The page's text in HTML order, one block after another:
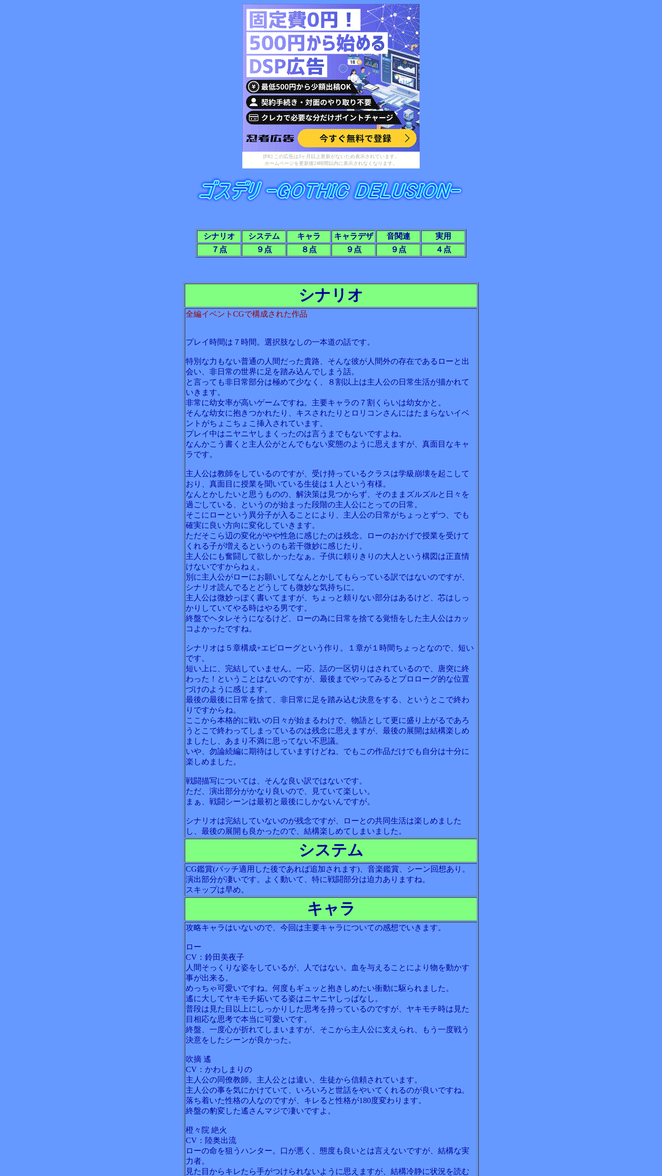
[PR] この広告は3ヶ月以上更新がないため表示されています。
ホームページを更新後24時間以内に表示されなくなります。
シナリオ システム キャラ キャラデザ 音関連
実用
７点
９点 ８点 ９点 ９点 ４点
シナリオ
全編イベントCGで構成された作品
プレイ時間は７時間。選択肢なしの一本道の話です。
特別な力もない普通の人間だった貴路、そんな彼が人間外の存在であるローと出
会い、非日常の世界に足を踏み込んでしまう話。
と言っても非日常部分は極めて少なく、８割以上は主人公の日常生活が描かれて
いきます。
非常に幼女率が高いゲームですね。主要キャラの７割くらいは幼女かと。
そんな幼女に抱きつかれたり、キスされたりとロリコンさんにはたまらないイベ
ントがちょこちょこ挿入されています。
プレイ中はニヤニヤしまくったのは言うまでもないですよね。
なんかこう書くと主人公がとんでもない変態のように思えますが、真面目なキャ
ラです。
主人公は教師をしているのですが、受け持っているクラスは学級崩壊を起こして
おり、真面目に授業を聞いている生徒は１人という有様。
なんとかしたいと思うものの、解決策は見つからず、そのままズルズルと日々を
過ごしている、というのが始まった段階の主人公にとっての日常。
そこにローという異分子が入ることにより、主人公の日常がちょっとずつ、でも
確実に良い方向に変化していきます。
ただそこら辺の変化がやや性急に感じたのは残念。ローのおかげで授業を受けて
くれる子が増えるというのも若干微妙に感じたり。
主人公にも奮闘して欲しかったなぁ。子供に頼りきりの大人という構図は正直情
けないですからねぇ。
別に主人公がローにお願いしてなんとかしてもらっている訳ではないのですが、
シナリオ読んでるとどうしても微妙な気持ちに。
主人公は微妙っぽく書いてますが、ちょっと頼りない部分はあるけど、芯はしっ
かりしていてやる時はやる男です。
終盤でヘタレそうになるけど、ローの為に日常を捨てる覚悟をした主人公はカッ
コよかったですね。
シナリオは５章構成+エピローグという作り。１章が１時間ちょっとなので、短い
です。
短い上に、完結していません。一応、話の一区切りはされているので、唐突に終
わった！ということはないのですが、最後までやってみるとプロローグ的な位置
づけのように感じます。
最後の最後に日常を捨て、非日常に足を踏み込む決意をする、というとこで終わ
りですからね。
ここから本格的に戦いの日々が始まるわけで、物語として更に盛り上がるであろ
うとこで終わってしまっているのは残念に思えますが、最後の展開は結構楽しめ
ましたし、あまり不満に思ってない不思議。
いや、勿論続編に期待はしていますけどね、でもこの作品だけでも自分は十分に
楽しめました。
戦闘描写については、そんな良い訳ではないです。
ただ、演出部分がかなり良いので、見ていて楽しい。
まぁ、戦闘シーンは最初と最後にしかないんですが。
シナリオは完結していないのが残念ですが、ローとの共同生活は楽しめました
し、最後の展開も良かったので、結構楽しめてしまいました。
システム
CG鑑賞(パッチ適用した後であれば追加されます)、音楽鑑賞、シーン回想あり。
演出部分が凄いです。よく動いて、特に戦闘部分は迫力ありますね。
スキップは早め。
キャラ
攻略キャラはいないので、今回は主要キャラについての感想でいきます。
ロー
CV：鈴田美夜子
人間そっくりな姿をしているが、人ではない。血を与えることにより物を動かす
事が出来る。
めっちゃ可愛いですね。何度もギュッと抱きしめたい衝動に駆られました。
遙に大してヤキモチ妬いてる姿はニヤニヤしっぱなし。
普段は見た目以上にしっかりした思考を持っているのですが、ヤキモチ時は見た
目相応な思考で本当に可愛いです。
終盤、一度心が折れてしまいますが、そこから主人公に支えられ、もう一度戦う
決意をしたシーンが良かった。
吹摘 遙
CV：かわしまりの
主人公の同僚教師。主人公とは違い、生徒から信頼されています。
主人公の事を気にかけていて、いろいろと世話をやいてくれるのが良いですね。
落ち着いた性格の人なのですが、キレると性格が180度変わります。
終盤の豹変した遙さんマジで凄いですよ。
橙々院 絶火
CV：陸奥出流
ローの命を狙うハンター。口が悪く、態度も良いとは言えないですが、結構な実
力者。
見た目からキレたら手がつけられないように思えますが、結構冷静に状況を読む